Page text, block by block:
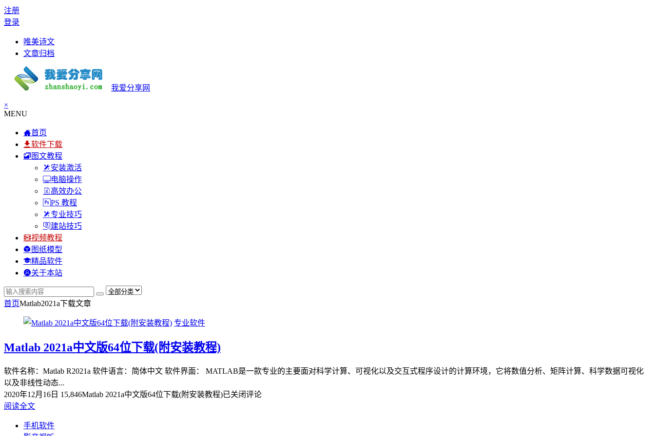
注册
登录
唯美诗文
文章归档
我爱分享网
×
MENU
首页
软件下载
图文教程
安装激活
电脑操作
高效办公
PS 教程
专业技巧
建站技巧
视频教程
图纸模型
精品软件
关于本站
首页Matlab2021a下载文章
专业软件
Matlab 2021a中文版64位下载(附安装教程)
软件名称：Matlab R2021a 软件语言：简体中文 软件界面： MATLAB是一款专业的主要面对科学计算、可视化以及交互式程序设计的计算环境，它将数值分析、矩阵计算、科学数据可视化
以及非线性动态...
2020年12月16日 15,846Matlab 2021a中文版64位下载(附安装教程)已关闭评论
阅读全文
手机软件